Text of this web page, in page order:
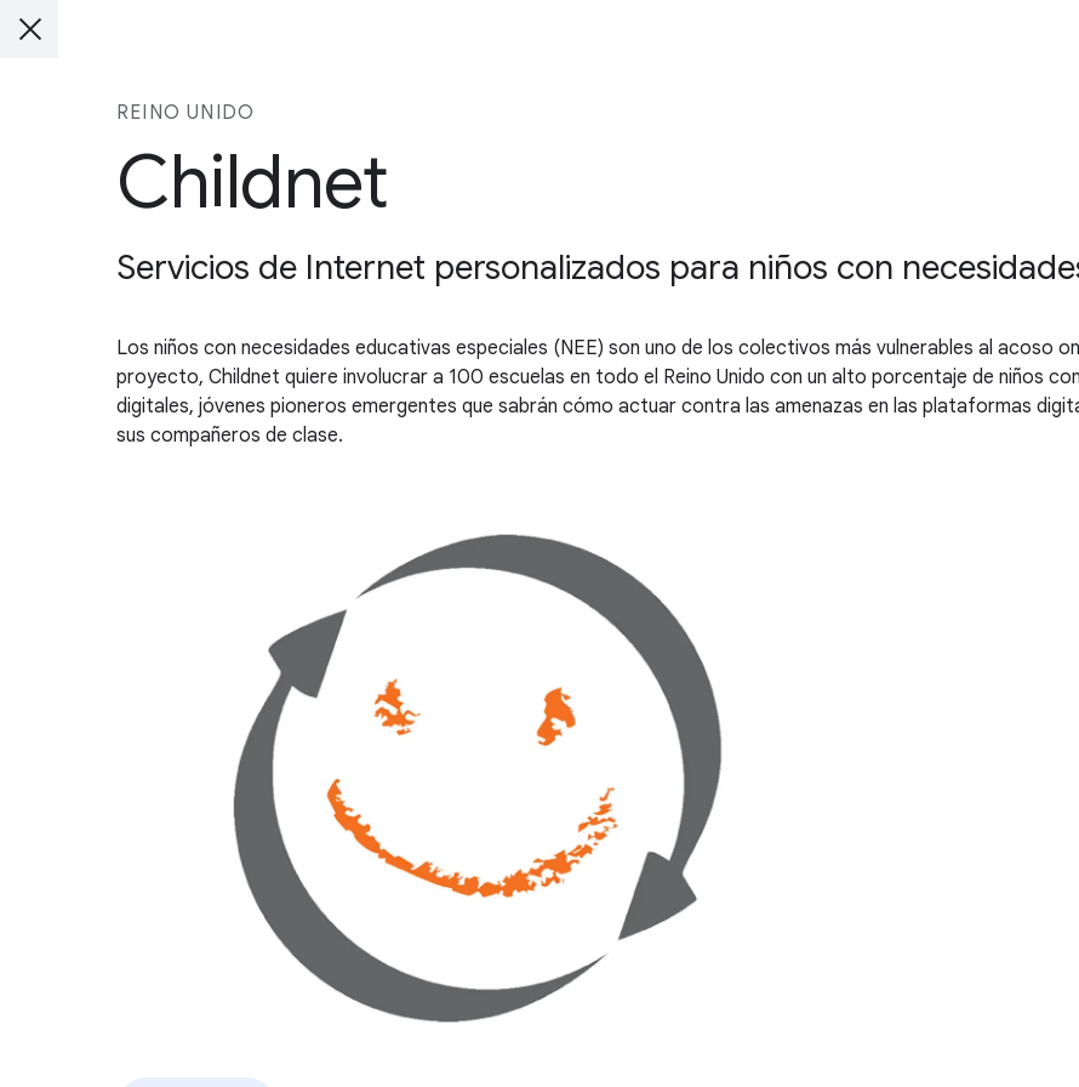
REINO UNIDO
Childnet
Servicios de Internet personalizados para niños con
Los niños con necesidades educativas especiales (NEE) son uno de los colectivos más vulnerables al acoso
proyecto, Childnet quiere involucrar a 100 escuelas en todo el Reino Unido con un alto porcentaje de niños
digitales, jóvenes pioneros emergentes que sabrán cómo actuar contra las amenazas en las plataformas
sus compañeros de clase.